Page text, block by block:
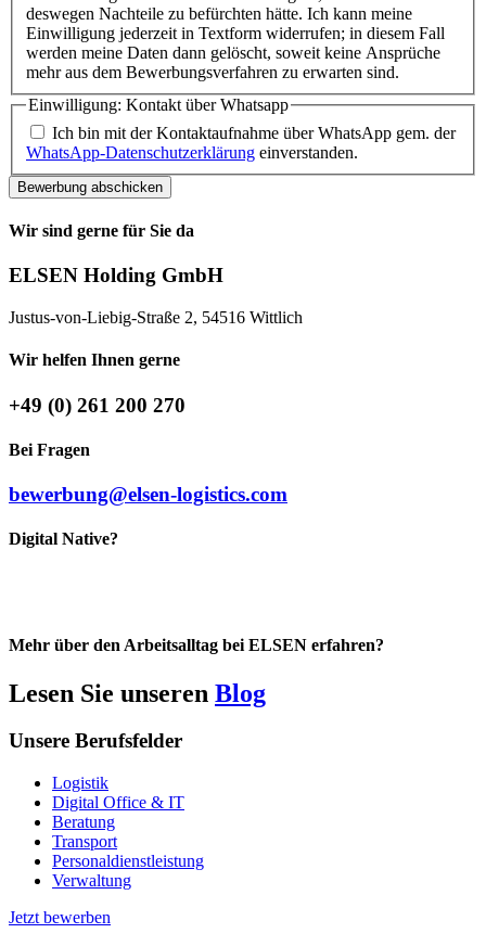
deswegen Nachteile zu befürchten hätte. Ich kann meine
Einwilligung jederzeit in Textform widerrufen; in diesem Fall
werden meine Daten dann gelöscht, soweit keine Ansprüche
mehr aus dem Bewerbungsverfahren zu erwarten sind.
Einwilligung: Kontakt über Whatsapp
Ich bin mit der Kontaktaufnahme über WhatsApp gem. der
WhatsApp-Datenschutzerklärung einverstanden.
Bewerbung abschicken
Wir sind gerne für Sie da
ELSEN Holding GmbH
Justus-von-Liebig-Straße 2, 54516 Wittlich
Wir helfen Ihnen gerne
+49 (0) 261 200 270
Bei Fragen
bewerbung@elsen-logistics.com
Digital Native?
Mehr über den Arbeitsalltag bei ELSEN erfahren?
Lesen Sie unseren Blog
Unsere Berufsfelder
Logistik
Digital Office & IT
Beratung
Transport
Personaldienstleistung
Verwaltung
Jetzt bewerben